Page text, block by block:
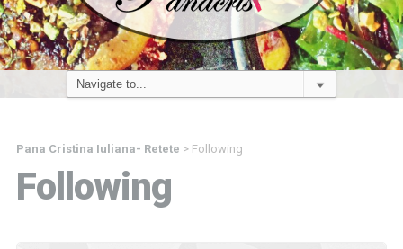
Pana Cristina Iuliana- Retete > Following
Following